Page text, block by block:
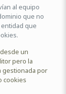
al equipo
que no
que
un
pero la
gestionada por
cookies